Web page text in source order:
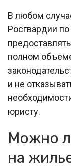
В любом
Росгвардии
полном
и не
юристу.
Можно
на